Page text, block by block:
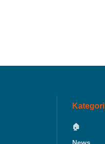
Kategori
🏠
News